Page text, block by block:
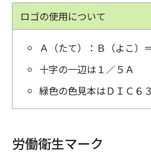
ロゴの使用について
Ａ（たて）：Ｂ（よこ）
十字の一辺は１／５Ａ
緑色の色見本はＤＩＣ６
労働衛生マーク